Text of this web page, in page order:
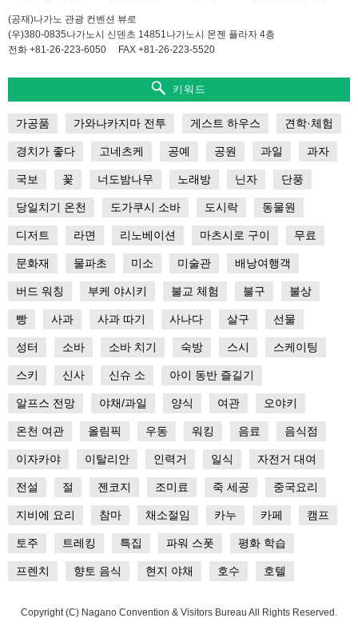
(공재)나가노 관광 컨벤션 뷰로
(우)380-0835나가노시 신덴초 14851나가노시 몬젠 플라자 4층
전화 +81-26-223-6050
FAX +81-26-223-5520
키워드
가공품 가와나카지마 전투 게스트 하우스 견학·체험
경치가 좋다 고네츠케 공예 공원 과일 과자
국보 꽃 너도밤나무 노래방 닌자 단풍
당일치기 온천 도가쿠시 소바 도시락 동물원
디저트 라면 리노베이션 마츠시로 구이 무료
문화재 물파초 미소 미술관 배낭여행객
버드 워칭 부케 야시키 불교 체험 불구 불상
빵 사과 사과 따기 사나다 살구 선물
성터 소바 소바 치기 숙방 스시 스케이팅
스키 신사 신슈 소 아이 동반 즐길기
알프스 전망 야채/과일 양식 여관 오야키
온천 여관 올림픽 우동 워킹 음료 음식점
이자카야 이탈리안 인력거 일식 자전거 대여
전설 절 젠코지 조미료 죽 세공 중국요리
지비에 요리 참마 채소절임 카누 카페 캠프
토주 트레킹 특집 파워 스폿 평화 학습
프렌치 향토 음식 현지 야채 호수 호텔
Copyright (C) Nagano Convention & Visitors Bureau All Rights Reserved.